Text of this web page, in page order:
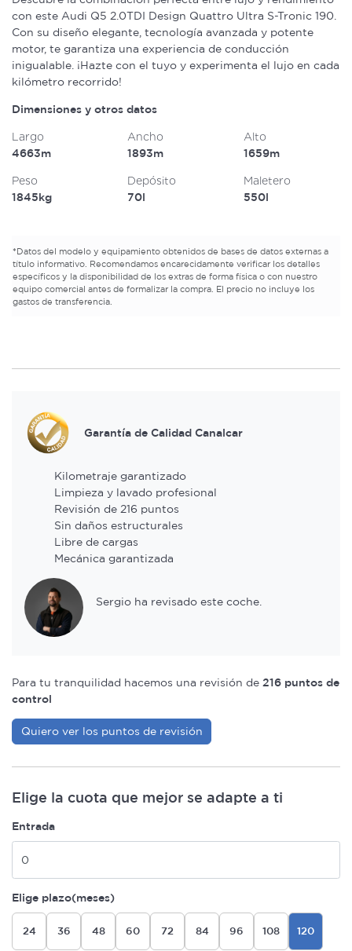
con este Audi Q5 2.0TDI Design Quattro Ultra S-Tronic 190.
Con su diseño elegante, tecnología avanzada y potente
motor, te garantiza una experiencia de conducción
inigualable. ¡Hazte con el tuyo y experimenta el lujo en cada
kilómetro recorrido!
Dimensiones y otros datos
Largo
4663m
Ancho
1893m
Alto
1659m
Peso
1845kg
Depósito
70l
Maletero
550l
*Datos del modelo y equipamiento obtenidos de bases de datos externas a
título informativo. Recomendamos encarecidamente verificar los detalles
específicos y la disponibilidad de los extras de forma física o con nuestro
equipo comercial antes de formalizar la compra. El precio no incluye los
gastos de transferencia.
Garantía de Calidad Canalcar
Kilometraje garantizado
Limpieza y lavado profesional
Revisión de 216 puntos
Sin daños estructurales
Libre de cargas
Mecánica garantizada
Sergio ha revisado este coche.
Para tu tranquilidad hacemos una revisión de 216 puntos de
control
Quiero ver los puntos de revisión
Elige la cuota que mejor se adapte a ti
Entrada
Elige plazo(meses)
24 36 48 60 72 84 96 108 120